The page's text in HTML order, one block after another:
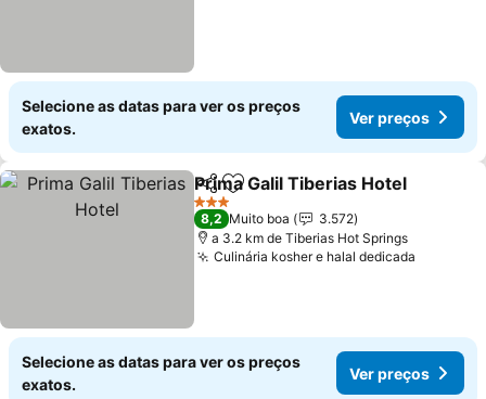
Selecione as datas para ver os preços
exatos.
Ver preços
PartilharAdicionar aos favoritos
Prima Galil Tiberias Hotel
3 Estrelas
8,2 Muito boa
3.572
a 3.2 km de Tiberias Hot Springs
Culinária kosher e halal dedicada
Selecione as datas para ver os preços
exatos.
Ver preços